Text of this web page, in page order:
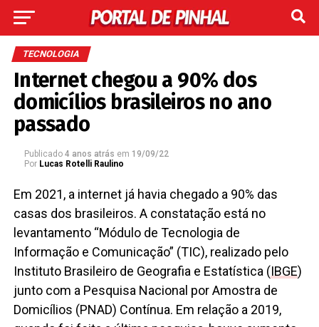
TECNOLOGIA
Internet chegou a 90% dos
domicílios brasileiros no ano
passado
Publicado 4 anos atrás em 19/09/22
Por Lucas Rotelli Raulino
Em 2021, a internet já havia chegado a 90% das
casas dos brasileiros. A constatação está no
levantamento “Módulo de Tecnologia de
Informação e Comunicação” (TIC), realizado pelo
Instituto Brasileiro de Geografia e Estatística (IBGE)
junto com a Pesquisa Nacional por Amostra de
Domicílios (PNAD) Contínua. Em relação a 2019,